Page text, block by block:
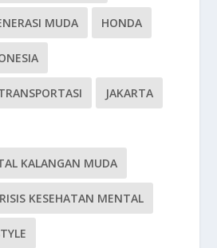
MUDA HONDA
JAKARTA
KALANGAN MUDA
KESEHATAN MENTAL